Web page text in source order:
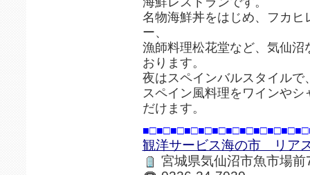
名物海鮮丼をはじめ、フカ
ー、
漁師料理松花堂など、気仙
おります。
夜はスペインバルスタイルで
スペイン風料理をワインや
だけます。
観洋サービス海の市 リア
宮城県気仙沼市魚市場